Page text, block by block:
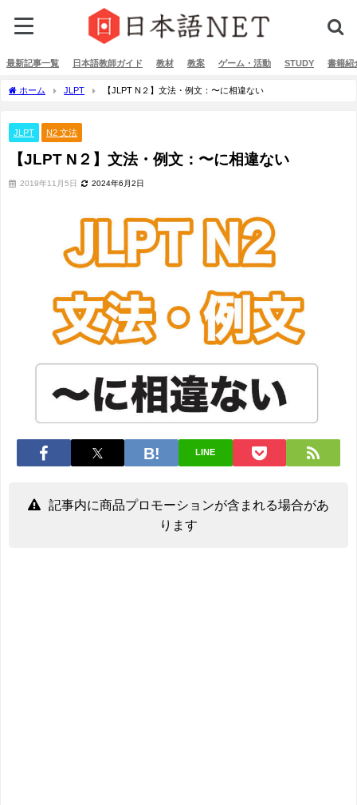
最新記事一覧 日本語教師ガイド 教材 教案 ゲーム・活動 STUDY 書籍紹
ホーム JLPT 【JLPT N２】文法・例文：〜に相違ない
JLPT N2 文法
【JLPT N２】文法・例文：〜に相違ない
2019年11月5日 2024年6月2日
LINE
記事内に商品プロモーションが含まれる場合があ
ります